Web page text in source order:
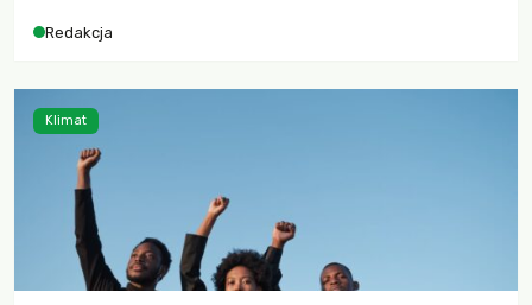
Redakcja
Klimat